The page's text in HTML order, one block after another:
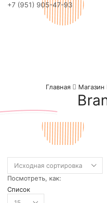
+7 (951) 905-47-93
Главная Магазин
Посмотреть, как:
Список
Товаров